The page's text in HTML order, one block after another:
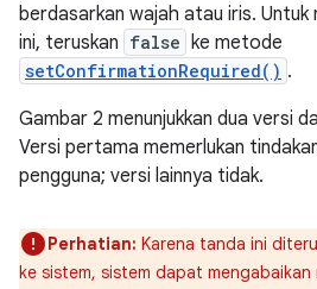
berdasarkan wajah atau iris. Untuk
ini, teruskan false ke metode
setConfirmationRequired() .
Gambar 2 menunjukkan dua versi
Versi pertama memerlukan
pengguna; versi lainnya tidak.
Perhatian: Karena tanda ini
ke sistem, sistem dapat mengabaikan